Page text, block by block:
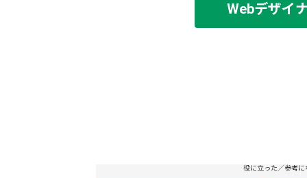
Webデザイ
役に立った／参考